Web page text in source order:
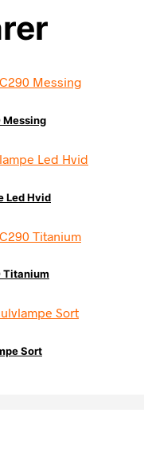
Messing
kr..
Led Hvid
kr..
Titanium
kr..
Sort